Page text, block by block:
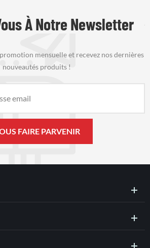
À Notre Newsletter
mensuelle et recevez nos dernières
nouveautés produits !